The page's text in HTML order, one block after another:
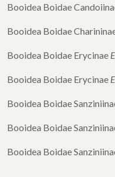
Booidea Boidae
Booidea Boidae
Booidea Boidae Erycinae
Booidea Boidae Erycinae
Booidea Boidae
Booidea Boidae
Booidea Boidae